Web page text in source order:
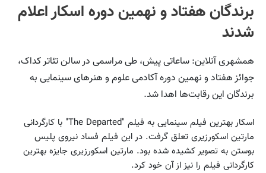
برندگان هفتاد و نهمین دوره اسکار اعلام
شدند
همشهری آنلاین: ساعاتی پیش، طی مراسمی در سالن تئاتر کداک،
جوائز هفتاد و نهمین دوره آکادمی علوم و هنرهای سینمایی به
برندگان این رقابت‌ها اهدا شد.
اسکار بهترین فیلم سینمایی به فیلم "The Departed" با کارگردانی
مارتین اسکورزیری تعلق گرفت. در این فیلم فساد نیروی پلیس
بوستن به تصویر کشیده شده بود. مارتین اسکورزیری جایزه بهترین
کارگردانی فیلم را نیز از آن خود کرد.